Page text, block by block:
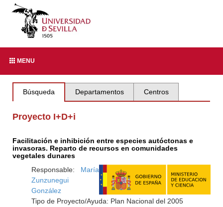
MENU
Búsqueda Departamentos Centros
Proyecto I+D+i
Facilitación e inhibición entre especies autóctonas e
invasoras. Reparto de recursos en comunidades
vegetales dunares
Responsable: María
Zunzunegui
González
Tipo de Proyecto/Ayuda: Plan Nacional del 2005